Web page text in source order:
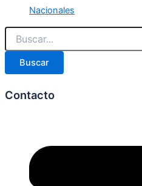
Nacionales
Buscar
Contacto